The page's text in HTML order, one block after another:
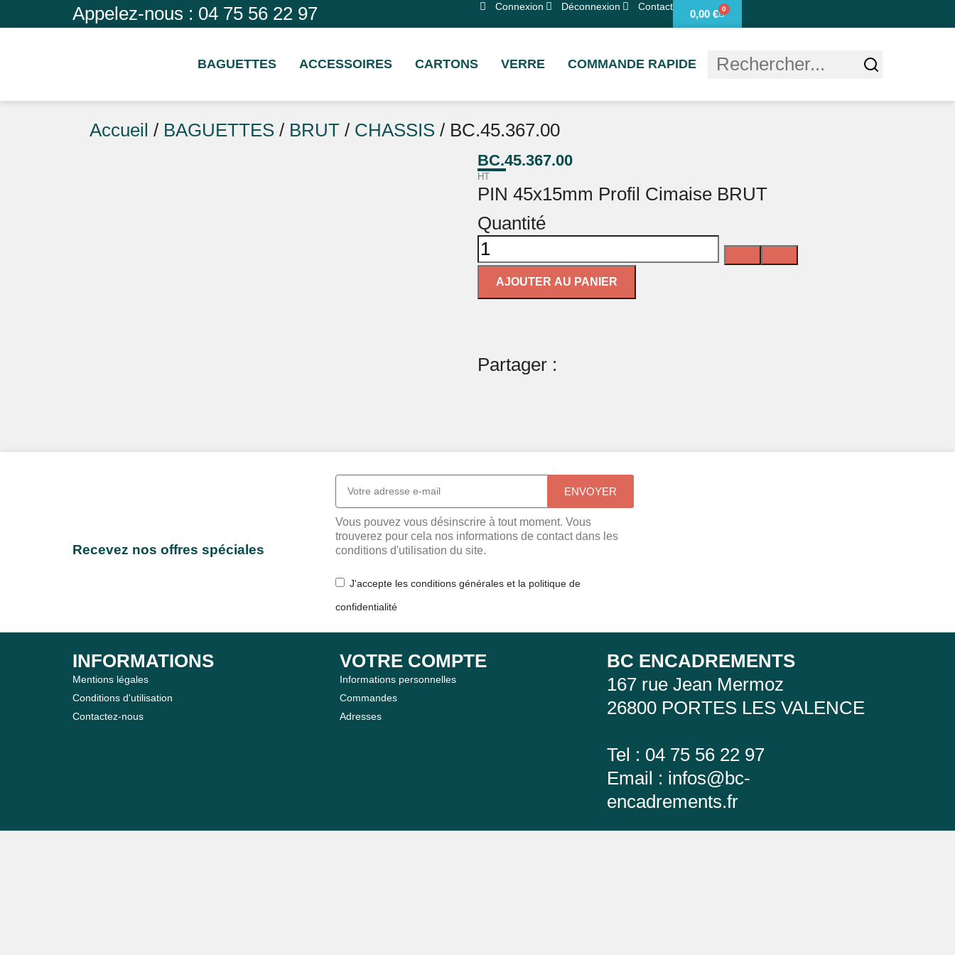
Appelez-nous : 04 75 56 22 97 Connexion Déconnexion Contact
0,00 € 0
BAGUETTES ACCESSOIRES CARTONS VERRE COMMANDE RAPIDE
Accueil / BAGUETTES / BRUT / CHASSIS / BC.45.367.00
BC.45.367.00
HT
PIN 45x15mm Profil Cimaise BRUT
Quantité
AJOUTER AU PANIER
Partager :
Recevez nos offres spéciales
Vous pouvez vous désinscrire à tout moment. Vous
trouverez pour cela nos informations de contact dans les
conditions d'utilisation du site.
J'accepte les conditions générales et la politique de
confidentialité
ENVOYER
INFORMATIONS
Mentions légales
Conditions d'utilisation
Contactez-nous
VOTRE COMPTE
Informations personnelles
Commandes
Adresses
BC ENCADREMENTS
167 rue Jean Mermoz
26800 PORTES LES VALENCE
Tel : 04 75 56 22 97
Email : infos@bc-
encadrements.fr